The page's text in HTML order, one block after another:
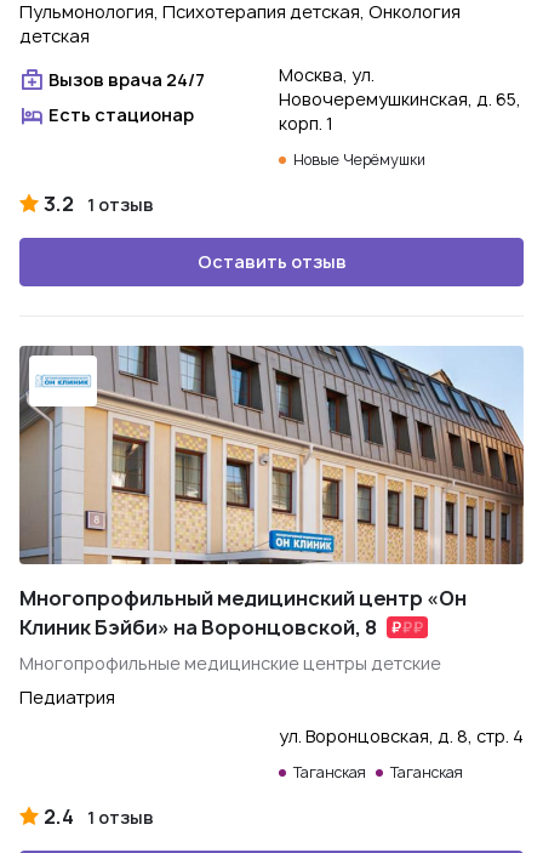
Пульмонология, Психотерапия детская, Онкология
детская
Вызов врача 24/7
Есть стационар
Москва, ул.
Новочеремушкинская, д. 65,
корп. 1
Новые Черёмушки
3.2 1 отзыв
Оставить отзыв
Многопрофильный медицинский центр «Он
Клиник Бэйби» на Воронцовской, 8
Многопрофильные медицинские центры детские
Педиатрия
ул. Воронцовская, д. 8, стр. 4
Таганская Таганская
2.4 1 отзыв